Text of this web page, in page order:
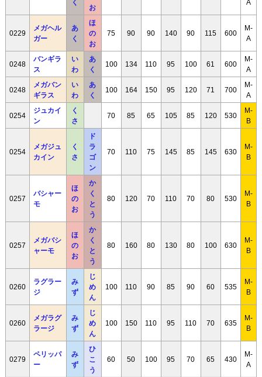
く
お
A
0229
メガヘル
ガー
あ
く
ほ
の
お
75 90 90 140 90 115 600
M-
A
0248
バンギラ
ス
い
わ
あ
く
100 134 110 95 100 61 600
M-
A
0248
メガバン
ギラス
い
わ
あ
く
100 164 150 95 120 71 700
M-
A
0254
ジュカイ
ン
く
さ
70 85 65 105 85 120 530
M-
B
0254
メガジュ
カイン
く
さ
ド
ラ
ゴ
ン
70 110 75 145 85 145 630
M-
B
0257
バシャー
モ
ほ
の
お
か
く
と
う
80 120 70 110 70 80 530
M-
B
0257
メガバシ
ャーモ
ほ
の
お
か
く
と
う
80 160 80 130 80 100 630
M-
B
0260
ラグラー
ジ
み
ず
じ
め
ん
100 110 90 85 90 60 535
M-
B
0260
メガラグ
ラージ
み
ず
じ
め
ん
100 150 110 95 110 70 635
M-
B
0279
ペリッパ
ー
み
ず
ひ
こ
う
60 50 100 95 70 65 430
M-
A